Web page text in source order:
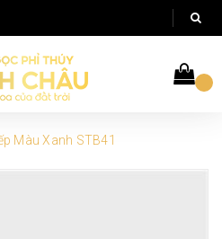
Màu Xanh STB41